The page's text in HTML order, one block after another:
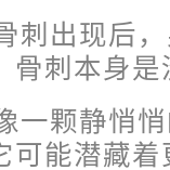
刺出现后
骨刺本身
一颗静悄
可能潜藏着